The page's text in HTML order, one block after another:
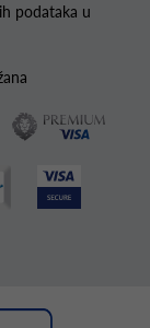
podataka u